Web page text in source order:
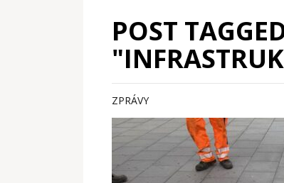
POST
ZPRÁVY